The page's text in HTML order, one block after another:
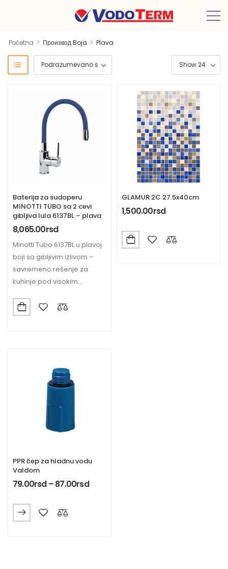
Početna > Производ Boja > Plava
Baterija za sudoperu
MINOTTI TUBO sa 2 cevi
gibljiva lula 6137BL – plava
8,065.00rsd
Minotti Tubo 6137BL u plavoj
boji sa gibljivim izlivom –
savremeno rešenje za
kuhinje pod visokim
dizajnom i jednostavnom
upotrebom.
GLAMUR 2C 27.5x40cm
1,500.00rsd
PPR čep za hladnu vodu
Valdom
79.00rsd–87.00rsd